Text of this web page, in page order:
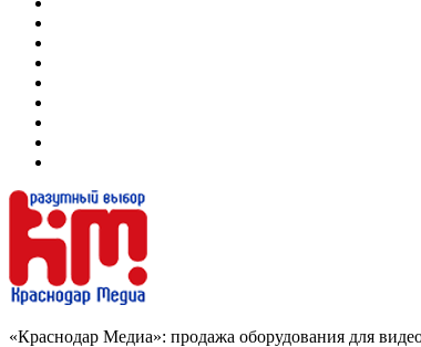
«Краснодар Медиа»: продажа оборудования для